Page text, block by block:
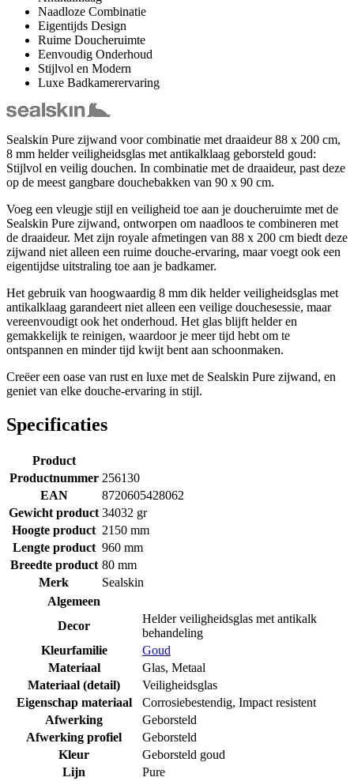
Naadloze Combinatie
Eigentijds Design
Ruime Doucheruimte
Eenvoudig Onderhoud
Stijlvol en Modern
Luxe Badkamerervaring
Sealskin Pure zijwand voor combinatie met draaideur 88 x 200 cm,
8 mm helder veiligheidsglas met antikalklaag geborsteld goud:
Stijlvol en veilig douchen. In combinatie met de draaideur, past deze
op de meest gangbare douchebakken van 90 x 90 cm.
Voeg een vleugje stijl en veiligheid toe aan je doucheruimte met de
Sealskin Pure zijwand, ontworpen om naadloos te combineren met
de draaideur. Met zijn royale afmetingen van 88 x 200 cm biedt deze
zijwand niet alleen een ruime douche-ervaring, maar voegt ook een
eigentijdse uitstraling toe aan je badkamer.
Het gebruik van hoogwaardig 8 mm dik helder veiligheidsglas met
antikalklaag garandeert niet alleen een veilige douchesessie, maar
vereenvoudigt ook het onderhoud. Het glas blijft helder en
gemakkelijk te reinigen, waardoor je meer tijd hebt om te
ontspannen en minder tijd kwijt bent aan schoonmaken.
Creëer een oase van rust en luxe met de Sealskin Pure zijwand, en
geniet van elke douche-ervaring in stijl.
Specificaties
Product
Productnummer 256130
EAN
8720605428062
Gewicht product 34032 gr
Hoogte product 2150 mm
Lengte product 960 mm
Breedte product 80 mm
Merk
Sealskin
Algemeen
Decor
Helder veiligheidsglas met antikalk
behandeling
Kleurfamilie
Goud
Materiaal
Glas, Metaal
Materiaal (detail)
Veiligheidsglas
Eigenschap materiaal
Corrosiebestendig, Impact resistent
Afwerking
Geborsteld
Afwerking profiel
Geborsteld
Kleur
Geborsteld goud
Lijn
Pure